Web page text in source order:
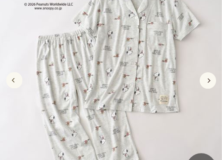
ジュニア・ティーンズ下着
メンズ下着
キッチン・雑貨・日用品
寝具・インテリア・家具通販すべて
家具・収納
寝具・ベッド
カーテン・ラグ・ファブリック
美容・健康
美容・健康通販すべて
美容・健康・サプリメント
制服・スクール
制服・スクールすべて
制服・学生服
ジュニア・ティーンズ下着
大きいサイズ
大きいサイズ通販すべて
大きいサイズ レディース服
大きいサイズ レディース下着
バーゲン
バーゲンセール
シークレットセール
商品カテゴリ一覧
キッチン・雑貨・日用品
家具・収納
寝具・ベッド
カーテン・ラグ・ファブリック
美容・健康通販すべて
美容・健康・サプリメント
制服・スクール
制服・スクールすべて
制服・学生服
ジュニア・ティーンズ下着
大きいサイズ
大きいサイズ通販すべて
大きいサイズ レディース服
大きいサイズ レディース下着
大きいサイズ メンズ
バーゲン
バーゲンセール
シークレットセール
詳細検索
商品カテゴリ一覧